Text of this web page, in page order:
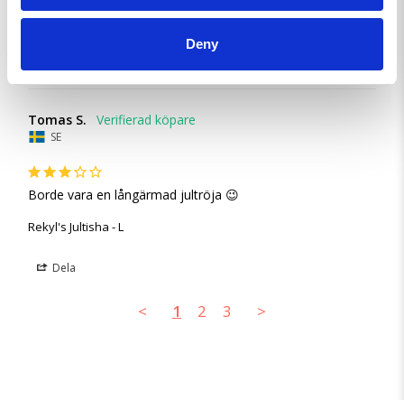
Deny
Rekyl's Jultisha - XL
Tomas S.
SE
Borde vara en långärmad jultröja 😉
Rekyl's Jultisha - L
Dela
< 1 2 3 >